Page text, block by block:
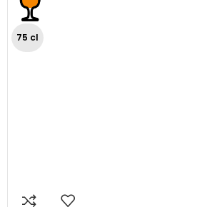
75 cl